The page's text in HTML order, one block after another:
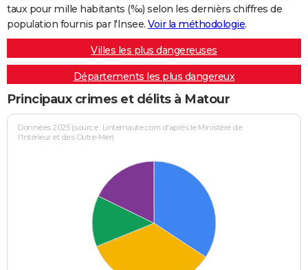
taux pour mille habitants (‰) selon les dernièrs chiffres de
population fournis par l'Insee. Voir la méthodologie.
Villes les plus dangereuses
Départements les plus dangereux
Principaux crimes et délits à Matour
Données 2025 (source : Linternaute.com d'après le Ministère de
l'Intérieur et des Outre-Mer)